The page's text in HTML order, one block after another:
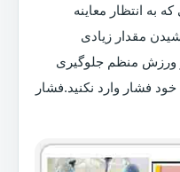
به انتظار معاینه
مقدار زیادی
ورزش منظم جلوگیری
فشار وارد نکنید.فشار